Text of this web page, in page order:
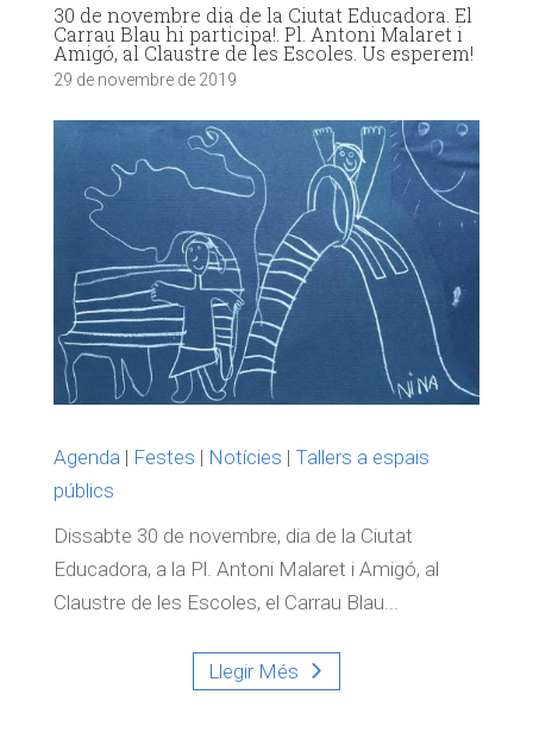
30 de novembre dia de la Ciutat Educadora. El
Carrau Blau hi participa!. Pl. Antoni Malaret i
Amigó, al Claustre de les Escoles. Us esperem!
29 de novembre de 2019
Agenda | Festes | Notícies | Tallers a espais
públics
Dissabte 30 de novembre, dia de la Ciutat
Educadora, a la Pl. Antoni Malaret i Amigó, al
Claustre de les Escoles, el Carrau Blau...
Llegir Més